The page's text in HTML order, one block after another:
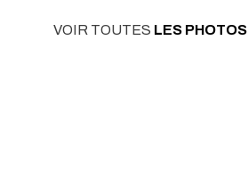
VOIR TOUTES LES PHOTOS